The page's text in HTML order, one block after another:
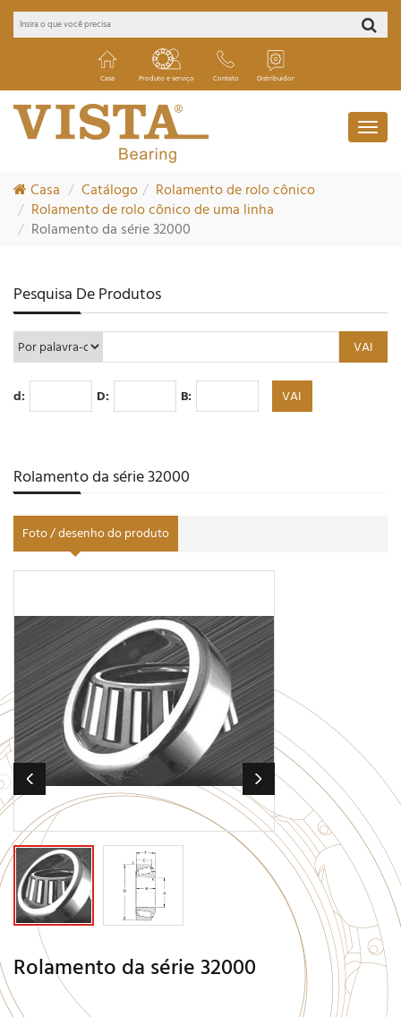
Casa Produto e serviço Contato Distribuidor
Casa Catálogo
Rolamento de rolo cônico
Rolamento de rolo cônico de uma linha
Rolamento da série 32000
Pesquisa De Produtos
d: D: B:
Rolamento da série 32000
Foto / desenho do produto
Rolamento da série 32000